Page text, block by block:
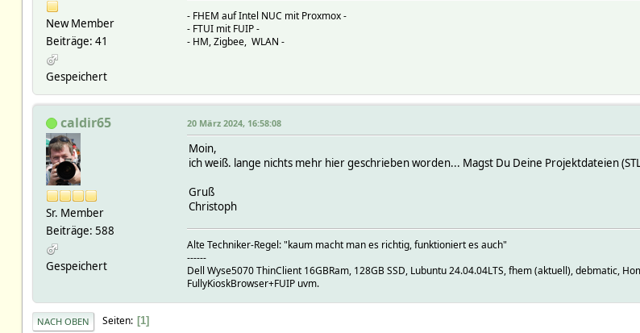
New Member
Beiträge: 41
Gespeichert
- FHEM auf Intel NUC mit Proxmox -
- FTUI mit FUIP -
- HM, Zigbee, WLAN -
caldir65
Sr. Member
Beiträge: 588
Gespeichert
20 März 2024, 16:58:08
Moin,
ich weiß. lange nichts mehr hier geschrieben worden... Magst Du Deine Projektdateien
Gruß
Christoph
Alte Techniker-Regel: "kaum macht man es richtig, funktioniert es auch"
------
Dell Wyse5070 ThinClient 16GBRam, 128GB SSD, Lubuntu 24.04.04LTS, fhem (aktuell), debmatic,
FullyKioskBrowser+FUIP uvm.
NACH OBEN Seiten 1